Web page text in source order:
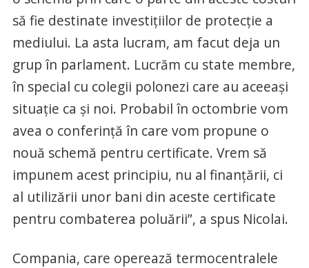
să fie destinate investiţiilor de protecţie a
mediului. La asta lucram, am facut deja un
grup în parlament. Lucrăm cu state membre,
în special cu colegii polonezi care au aceeaşi
situaţie ca şi noi. Probabil în octombrie vom
avea o conferinţă în care vom propune o
nouă schemă pentru certificate. Vrem să
impunem acest principiu, nu al finanţării, ci
al utilizării unor bani din aceste certificate
pentru combaterea poluării”, a spus Nicolai.
Compania, care operează termocentralele